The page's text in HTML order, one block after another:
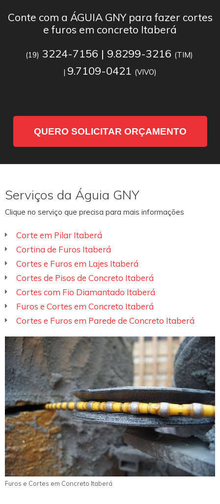
Conte com a ÁGUIA GNY para fazer cortes
e furos em concreto Itaberá
(19) 3224-7156 | 9.8299-3216 (TIM)
| 9.7109-0421 (VIVO)
QUERO SOLICITAR ORÇAMENTO
Serviços da Águia GNY
Clique no serviço que precisa para mais informações
Corte em Pilar Itaberá
Cortina de Furos Itaberá
Cortes e Furos em Lajes Itaberá
Cortes de Pisos de Concreto Itaberá
Cortes com Fio Diamantado Itaberá
Furos e Cortes em Concreto Itaberá
Cortes e Furos em Parede de Concreto Itaberá
Furos e Cortes em Concreto Itaberá